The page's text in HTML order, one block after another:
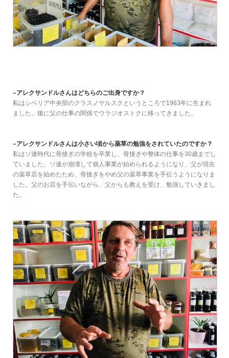
–アレクサンドルさんはどちらのご出身ですか？
私はシベリア中央部のクラスノヤルスクというところで1963年に生まれ
ました。後に父の仕事の関係でウラジオストクに移ってきました。
–アレクサンドルさんは小さい頃から薬草の勉強をされていたのですか？
私はソ連時代に骨接ぎの学校を卒業し、骨接ぎや整体の仕事を30歳までし
ていました。ソ連が崩壊して個人事業が始められるようになり、父が現在
の薬草店を始めたため、骨接ぎをやめ父の薬草事業を手伝うようになりま
した。父のお店を手伝いながら、父からも教えを受け、勉強していきまし
た。